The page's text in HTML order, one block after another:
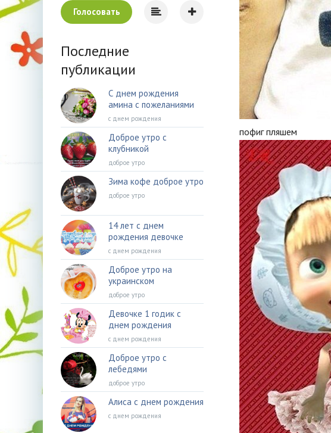
пофиг пляшем
Голосовать
Последние
публикации
С днем рождения
амина с пожеланиями
с днем рождения
Доброе утро с
клубникой
доброе утро
Зима кофе доброе утро
доброе утро
14 лет с днем
рождения девочке
с днем рождения
Доброе утро на
украинском
доброе утро
Девочке 1 годик с
днем рождения
с днем рождения
Доброе утро с
лебедями
доброе утро
Алиса с днем рождения
с днем рождения